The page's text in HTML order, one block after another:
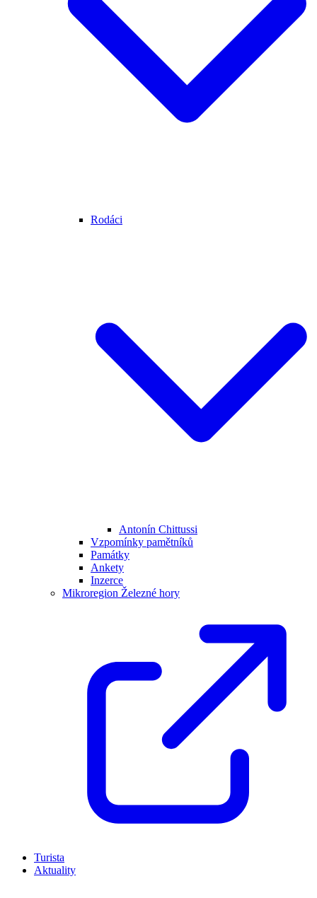
Rodáci
Antonín Chittussi
Vzpomínky pamětníků
Památky
Ankety
Inzerce
Mikroregion Železné hory
Turista
Aktuality